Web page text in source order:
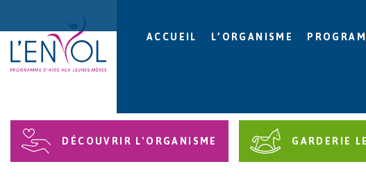
ACCUEIL L’ORGANISME
DÉCOUVRIR L'ORGANISME GARDERIE